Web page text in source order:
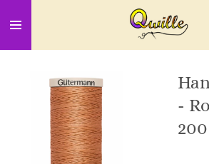
direct
naar
hoofdinhoud
-